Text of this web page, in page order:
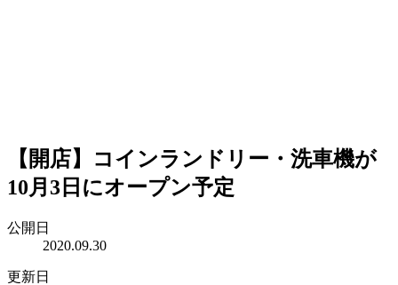
【開店】コインランドリー・洗車機が
10月3日にオープン予定
公開日
2020.09.30
更新日